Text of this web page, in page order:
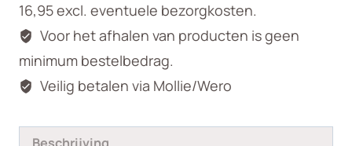
16,95 excl. eventuele bezorgkosten.
Voor het afhalen van producten is geen
minimum bestelbedrag.
Veilig betalen via Mollie/Wero